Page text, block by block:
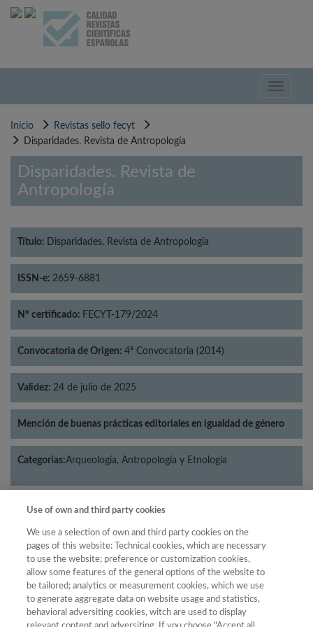
Pasar
Toggle
Inicio
Revistas sello fecyt
Disparidades. Revista de Antropología
Disparidades. Revista de
Antropología
Título: Disparidades. Revista de Antropología
ISSN-e: 2659-6881
Nº certificado: FECYT-179/2024
Convocatoria de Origen: 4ª Convocatoria (2014)
Validez: 24 de julio de 2025
Mención de buenas prácticas editoriales en igualdad de género
Categorías:Arqueología, Antropología y Etnología
Año
Año
Filtrar
Use of own and third party cookies
We use a selection of own and third party cookies on the
pages of this website: Technical cookies, which are necessary
to use the website; preference or customization cookies,
allow some features of the general options of the website to
be tailored; analytics or measurement cookies, which we use
to generate aggregate data on website usage and statistics,
behavioral adversiting cookies, witch are used to display